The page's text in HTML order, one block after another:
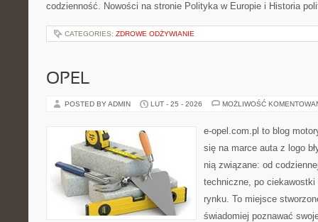
codzienność. Nowości na stronie Polityka w Europie i Historia
CATEGORIES: ZDROWE ODŻYWIANIE
OPEL
POSTED BY ADMIN LUT - 25 - 2026 MOŻLIWOŚĆ
e-opel.com.pl to blog
się na marce auta z logo
nią związane: od
techniczne, po
rynku. To miejsce
świadomiej poznawać